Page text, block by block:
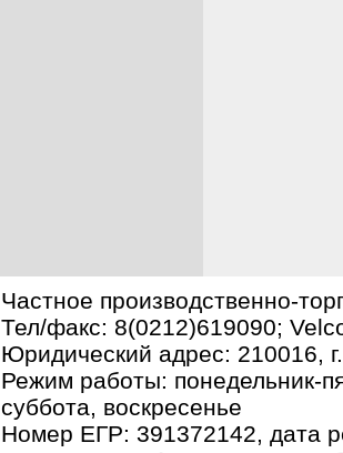
Частное производственно-
Тел/факс: 8(0212)619090;
Юридический адрес: 210016,
Режим работы: понедельник-
суббота, воскресенье
Номер ЕГР: 391372142, дата